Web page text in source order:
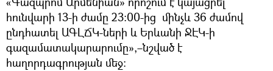
հունվարի 13-ի ժամը 23:00-ից մինչև 36 ժամով
ընդհատել ԱԳԼՃԿ-ների և Երևանի ՋԷԿ-ի
գազամատակարարումը»,–նշված է
հաղորդագրության մեջ։